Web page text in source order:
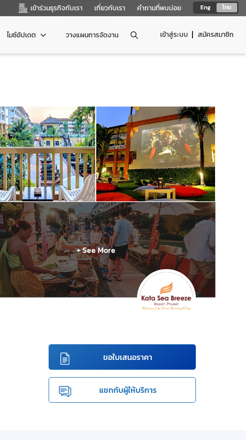
Eng ไทย
เข้าร่วมธุรกิจกับเรา เกี่ยวกับเรา คำถามที่พบบ่อย
เข้าสู่ระบบ สมัครสมาชิก
ไมซ์อัปเดต วางแผนการจัดงาน
+ See More
ขอใบเสนอราคา
แชทกับผู้ให้บริการ